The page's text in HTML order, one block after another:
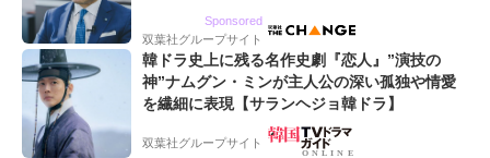
Sponsored
双葉社グループサイト
韓ドラ史上に残る名作史劇『恋人』”演技の
神”ナムグン・ミンが主人公の深い孤独や情愛
を繊細に表現【サランヘジョ韓ドラ】
双葉社グループサイト